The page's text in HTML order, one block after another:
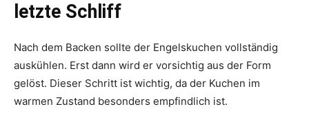
letzte Schliff
Nach dem Backen sollte der Engelskuchen vollständig
auskühlen. Erst dann wird er vorsichtig aus der Form
gelöst. Dieser Schritt ist wichtig, da der Kuchen im
warmen Zustand besonders empfindlich ist.